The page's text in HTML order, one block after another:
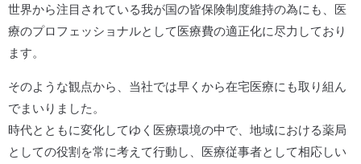
世界から注目されている我が国の皆保険制度維持の為にも、医
療のプロフェッショナルとして医療費の適正化に尽力しており
ます。
そのような観点から、当社では早くから在宅医療にも取り組ん
でまいりました。
時代とともに変化してゆく医療環境の中で、地域における薬局
としての役割を常に考えて行動し、医療従事者として相応しい